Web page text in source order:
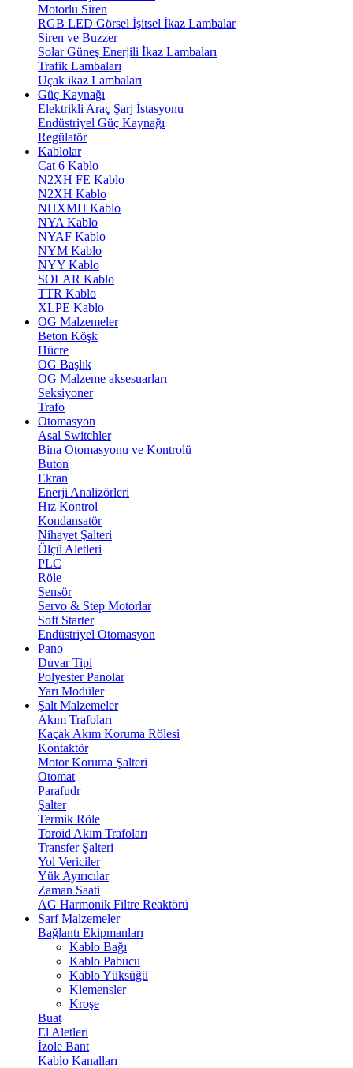
Motorlu Siren
RGB LED Görsel İşitsel İkaz Lambalar
Siren ve Buzzer
Solar Güneş Enerjili İkaz Lambaları
Trafik Lambaları
Uçak ikaz Lambaları
Güç Kaynağı
Elektrikli Araç Şarj İstasyonu
Endüstriyel Güç Kaynağı
Regülatör
Kablolar
Cat 6 Kablo
N2XH FE Kablo
N2XH Kablo
NHXMH Kablo
NYA Kablo
NYAF Kablo
NYM Kablo
NYY Kablo
SOLAR Kablo
TTR Kablo
XLPE Kablo
OG Malzemeler
Beton Köşk
Hücre
OG Başlık
OG Malzeme aksesuarları
Seksiyoner
Trafo
Otomasyon
Asal Switchler
Bina Otomasyonu ve Kontrolü
Buton
Ekran
Enerji Analizörleri
Hız Kontrol
Kondansatör
Nihayet Şalteri
Ölçü Aletleri
PLC
Röle
Sensör
Servo & Step Motorlar
Soft Starter
Endüstriyel Otomasyon
Pano
Duvar Tipi
Polyester Panolar
Yarı Modüler
Şalt Malzemeler
Akım Trafoları
Kaçak Akım Koruma Rölesi
Kontaktör
Motor Koruma Şalteri
Otomat
Parafudr
Şalter
Termik Röle
Toroid Akım Trafoları
Transfer Şalteri
Yol Vericiler
Yük Ayırıcılar
Zaman Saati
AG Harmonik Filtre Reaktörü
Sarf Malzemeler
Bağlantı Ekipmanları
Kablo Bağı
Kablo Pabucu
Kablo Yüksüğü
Klemensler
Kroşe
Buat
El Aletleri
İzole Bant
Kablo Kanalları